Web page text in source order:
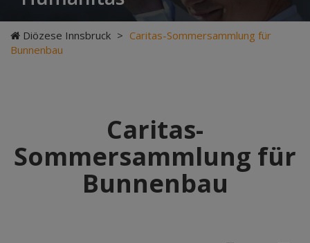
Diözese Innsbruck > Caritas-Sommersammlung für
Bunnenbau
Caritas-
Sommersammlung für
Bunnenbau